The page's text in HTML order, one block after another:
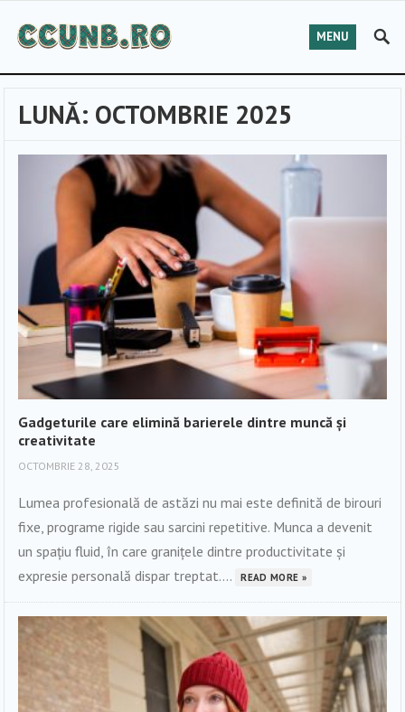
MENU
LUNĂ: OCTOMBRIE 2025
Gadgeturile care elimină barierele dintre muncă și
creativitate
OCTOMBRIE 28, 2025
Lumea profesională de astăzi nu mai este definită de birouri
fixe, programe rigide sau sarcini repetitive. Munca a devenit
un spațiu fluid, în care granițele dintre productivitate și
expresie personală dispar treptat....
READ MORE »